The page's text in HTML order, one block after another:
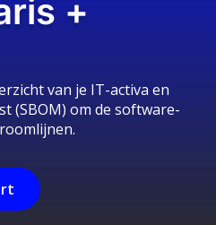
+
van je IT-activa en
(SBOM) om de software-